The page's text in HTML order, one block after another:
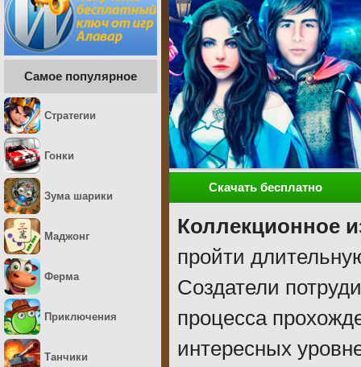
Скачать бесплатно
Коллекционное
пройти
Создатели
процесса
интересных
Самое популярное
Стратегии
Гонки
Зума шарики
Маджонг
Ферма
Приключения
Танчики